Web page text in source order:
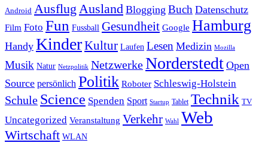
Android Ausflug Ausland Blogging Buch Datenschutz
Film Foto Fun Fussball Gesundheit Google Hamburg
Handy KinderKultur Laufen Lesen Medizin Mozilla
Musik Natur Netzpolitik NetzwerkeNorderstedt Open
Source persönlich Politik Roboter Schleswig-Holstein
Schule Science Spenden Sport Startup Tablet Technik TV
Uncategorized Veranstaltung Verkehr Wahl Web
Wirtschaft WLAN